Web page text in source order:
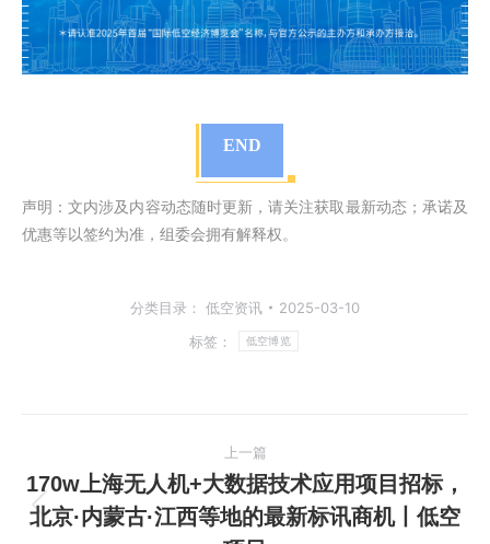
END
声明：文内涉及内容动态随时更新，请关注获取最新动态；承诺及
优惠等以签约为准，组委会拥有解释权。
分类目录： 低空资讯
2025-03-10
标签：
低空博览
章
导
上一篇
上
170w上海无人机+大数据技术应用项目招标，
北京·内蒙古·江西等地的最新标讯商机丨低空